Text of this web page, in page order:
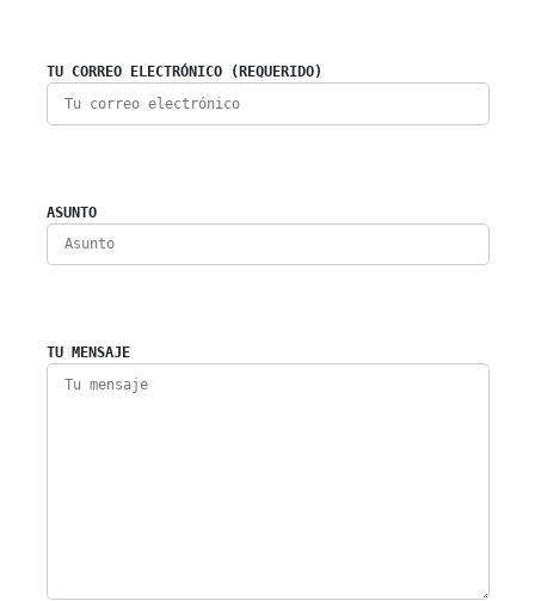
TU CORREO ELECTRÓNICO (REQUERIDO)
ASUNTO
TU MENSAJE